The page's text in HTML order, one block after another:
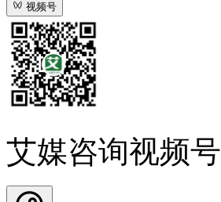
视频号
艾媒咨询视频号